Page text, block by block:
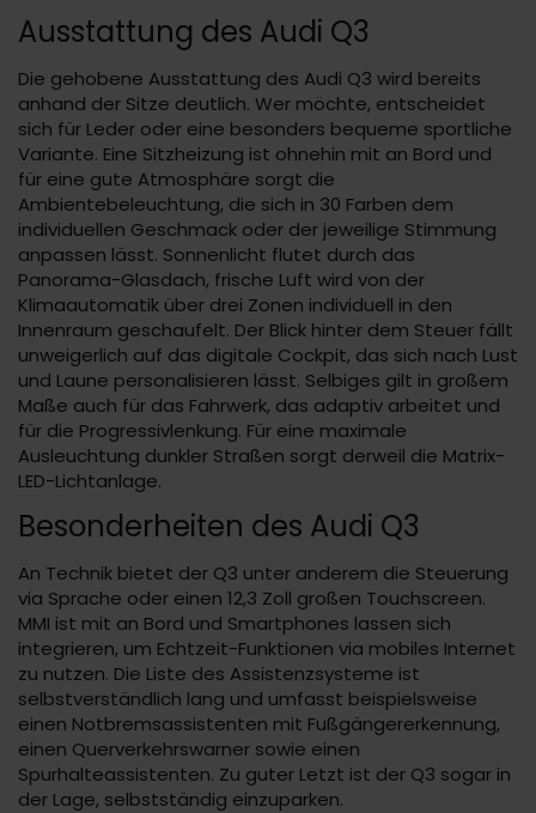
Ausstattung des Audi Q3
Die gehobene Ausstattung des Audi Q3 wird bereits
anhand der Sitze deutlich. Wer möchte, entscheidet
sich für Leder oder eine besonders bequeme sportliche
Variante. Eine Sitzheizung ist ohnehin mit an Bord und
für eine gute Atmosphäre sorgt die
Ambientebeleuchtung, die sich in 30 Farben dem
individuellen Geschmack oder der jeweilige Stimmung
anpassen lässt. Sonnenlicht flutet durch das
Panorama-Glasdach, frische Luft wird von der
Klimaautomatik über drei Zonen individuell in den
Innenraum geschaufelt. Der Blick hinter dem Steuer fällt
unweigerlich auf das digitale Cockpit, das sich nach Lust
und Laune personalisieren lässt. Selbiges gilt in großem
Maße auch für das Fahrwerk, das adaptiv arbeitet und
für die Progressivlenkung. Für eine maximale
Ausleuchtung dunkler Straßen sorgt derweil die Matrix-
LED-Lichtanlage.
Besonderheiten des Audi Q3
An Technik bietet der Q3 unter anderem die Steuerung
via Sprache oder einen 12,3 Zoll großen Touchscreen.
MMI ist mit an Bord und Smartphones lassen sich
integrieren, um Echtzeit-Funktionen via mobiles Internet
zu nutzen. Die Liste des Assistenzsysteme ist
selbstverständlich lang und umfasst beispielsweise
einen Notbremsassistenten mit Fußgängererkennung,
einen Querverkehrswarner sowie einen
Spurhalteassistenten. Zu guter Letzt ist der Q3 sogar in
der Lage, selbstständig einzuparken.